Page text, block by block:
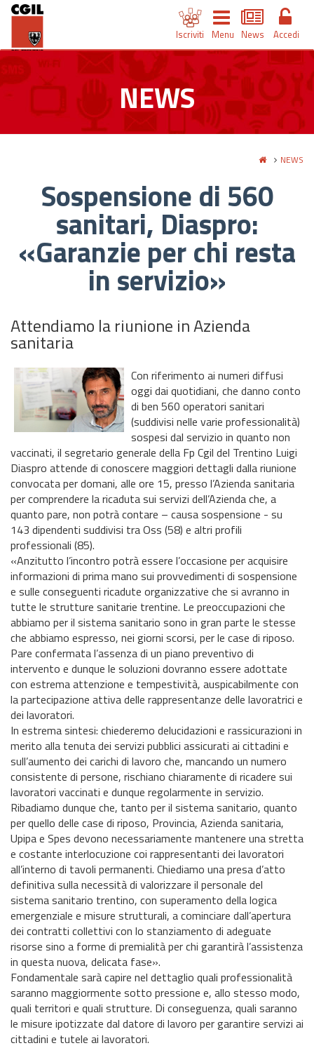
Iscriviti Menu News Accedi
NEWS
NEWS
Sospensione di 560
sanitari, Diaspro:
«Garanzie per chi resta
in servizio»
Attendiamo la riunione in Azienda
sanitaria
Con riferimento ai numeri diffusi
oggi dai quotidiani, che danno conto
di ben 560 operatori sanitari
(suddivisi nelle varie professionalità)
sospesi dal servizio in quanto non
vaccinati, il segretario generale della Fp Cgil del Trentino Luigi
Diaspro attende di conoscere maggiori dettagli dalla riunione
convocata per domani, alle ore 15, presso l’Azienda sanitaria
per comprendere la ricaduta sui servizi dell’Azienda che, a
quanto pare, non potrà contare – causa sospensione - su
143 dipendenti suddivisi tra Oss (58) e altri profili
professionali (85).
«Anzitutto l’incontro potrà essere l’occasione per acquisire
informazioni di prima mano sui provvedimenti di sospensione
e sulle conseguenti ricadute organizzative che si avranno in
tutte le strutture sanitarie trentine. Le preoccupazioni che
abbiamo per il sistema sanitario sono in gran parte le stesse
che abbiamo espresso, nei giorni scorsi, per le case di riposo.
Pare confermata l’assenza di un piano preventivo di
intervento e dunque le soluzioni dovranno essere adottate
con estrema attenzione e tempestività, auspicabilmente con
la partecipazione attiva delle rappresentanze delle lavoratrici e
dei lavoratori.
In estrema sintesi: chiederemo delucidazioni e rassicurazioni in
merito alla tenuta dei servizi pubblici assicurati ai cittadini e
sull’aumento dei carichi di lavoro che, mancando un numero
consistente di persone, rischiano chiaramente di ricadere sui
lavoratori vaccinati e dunque regolarmente in servizio.
Ribadiamo dunque che, tanto per il sistema sanitario, quanto
per quello delle case di riposo, Provincia, Azienda sanitaria,
Upipa e Spes devono necessariamente mantenere una stretta
e costante interlocuzione coi rappresentanti dei lavoratori
all’interno di tavoli permanenti. Chiediamo una presa d’atto
definitiva sulla necessità di valorizzare il personale del
sistema sanitario trentino, con superamento della logica
emergenziale e misure strutturali, a cominciare dall’apertura
dei contratti collettivi con lo stanziamento di adeguate
risorse sino a forme di premialità per chi garantirà l’assistenza
in questa nuova, delicata fase».
Fondamentale sarà capire nel dettaglio quali professionalità
saranno maggiormente sotto pressione e, allo stesso modo,
quali territori e quali strutture. Di conseguenza, quali saranno
le misure ipotizzate dal datore di lavoro per garantire servizi ai
cittadini e tutele ai lavoratori.